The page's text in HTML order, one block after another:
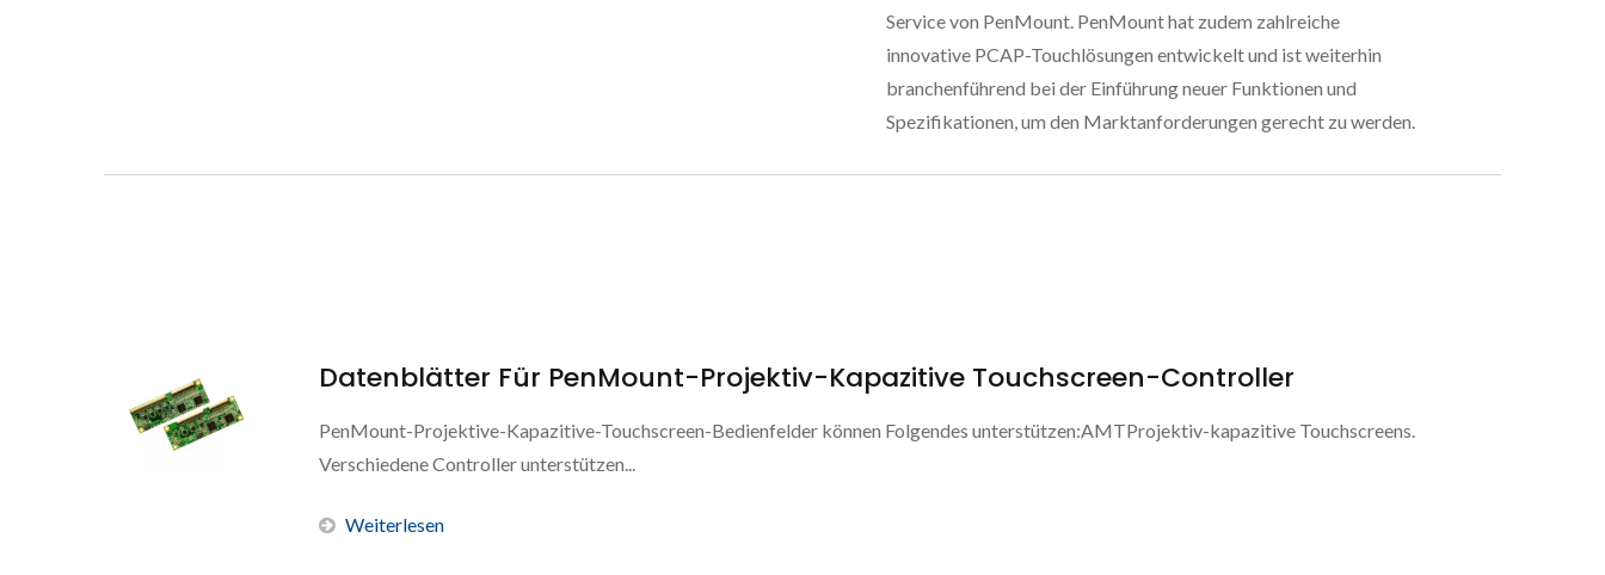
Service von PenMount. PenMount hat zudem zahlreiche
innovative PCAP-Touchlösungen entwickelt und ist weiterhin
branchenführend bei der Einführung neuer Funktionen und
Spezifikationen, um den Marktanforderungen gerecht zu werden.
Datenblätter Für PenMount-Projektiv-Kapazitive Touchscreen-Controller
PenMount-Projektive-Kapazitive-Touchscreen-Bedienfelder können Folgendes unterstützen:AMTProjektiv-kapazitive Touchscreens.
Verschiedene Controller unterstützen...
Weiterlesen